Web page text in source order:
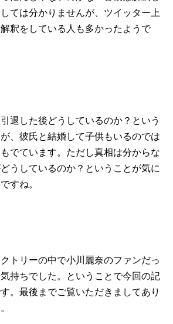
ては分かりませんが、ツイッター上
釈をしている人も多かったようで
退した後どうしているのか？という
、彼氏と結婚して子供もいるのでは
でています。ただし真相は分からな
うしているのか？ということが気に
すね。
トリーの中で小川麗奈のファンだっ
持ちでした。ということで今回の記
。最後までご覧いただきましてあり